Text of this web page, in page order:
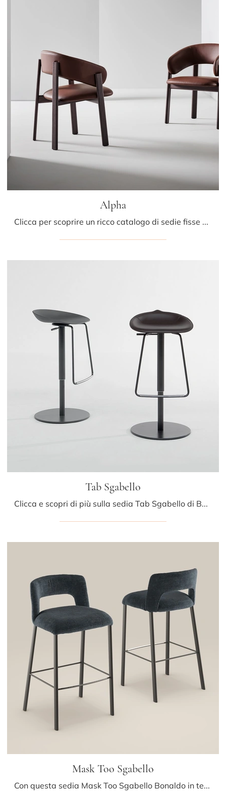
Alpha
Clicca per scoprire un ricco catalogo di sedie fisse per stanze design: il modello Alpha di Bonaldo ti attende!
Tab Sgabello
Clicca e scopri di più sulla sedia Tab Sgabello di Bonaldo in cuoio: le più originali Sedie sgabelli design ti aspettano.
Mask Too Sgabello
Con questa sedia Mask Too Sgabello Bonaldo in tessuto, una tra le nostre sedute sgabelli moderne, potrai impreziosire i tuoi spazi.